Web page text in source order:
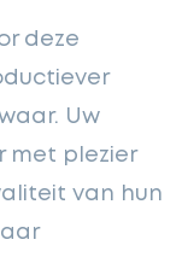
deze
Uw
met plezier
van hun